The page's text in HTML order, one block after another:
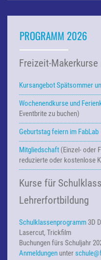
PROGRAMM 2026
Freizeit-Makerkurse
Kursangebot Spätsommer
Wochenendkurse und
Eventbrite zu buchen)
Geburtstag feiern im FabLab
Mitgliedschaft (Einzel- oder
reduzierte oder kostenlose
Kurse für
Lehrerfortbildung
Schulklassenprogramm3D
Lasercut, Trickfilm
Buchungen fürs Schuljahr
Anmeldungen unter